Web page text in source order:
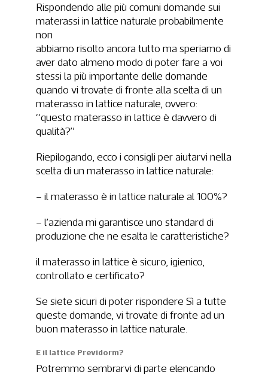
Rispondendo alle più comuni domande sui
materassi in lattice naturale probabilmente
non
abbiamo risolto ancora tutto ma speriamo di
aver dato almeno modo di poter fare a voi
stessi la più importante delle domande
quando vi trovate di fronte alla scelta di un
materasso in lattice naturale, ovvero:
“questo materasso in lattice è davvero di
qualità?”
Riepilogando, ecco i consigli per aiutarvi nella
scelta di un materasso in lattice naturale:
– il materasso è in lattice naturale al 100%?
– l’azienda mi garantisce uno standard di
produzione che ne esalta le caratteristiche?
il materasso in lattice è sicuro, igienico,
controllato e certificato?
Se siete sicuri di poter rispondere Sì a tutte
queste domande, vi trovate di fronte ad un
buon materasso in lattice naturale.
E il lattice Previdorm?
Potremmo sembrarvi di parte elencando